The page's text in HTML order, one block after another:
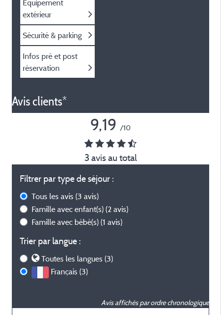
Equipement
extérieur
Sécurité & parking
Infos pré et post
réservation
Avis clients*
9,19 /10
3 avis au total
Filtrer par type de séjour :
Tous les avis (3 avis)
Famille avec enfant(s) (2 avis)
Famille avec bébé(s) (1 avis)
Trier par langue :
Toutes les langues (3)
Français (3)
Avis affichés par ordre chronologique